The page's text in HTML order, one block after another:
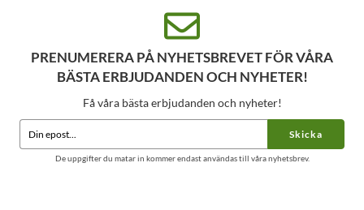
PRENUMERERA PÅ NYHETSBREVET FÖR VÅRA
BÄSTA ERBJUDANDEN OCH NYHETER!
Få våra bästa erbjudanden och nyheter!
Skicka
De uppgifter du matar in kommer endast användas till våra nyhetsbrev.